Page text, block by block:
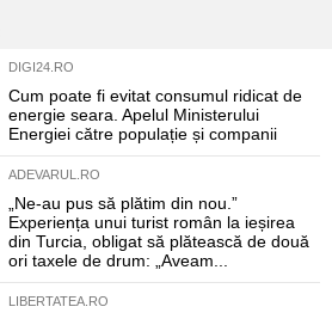
DIGI24.RO
Cum poate fi evitat consumul ridicat de
energie seara. Apelul Ministerului
Energiei către populație și companii
ADEVARUL.RO
„Ne-au pus să plătim din nou.”
Experiența unui turist român la ieșirea
din Turcia, obligat să plătească de două
ori taxele de drum: „Aveam...
LIBERTATEA.RO